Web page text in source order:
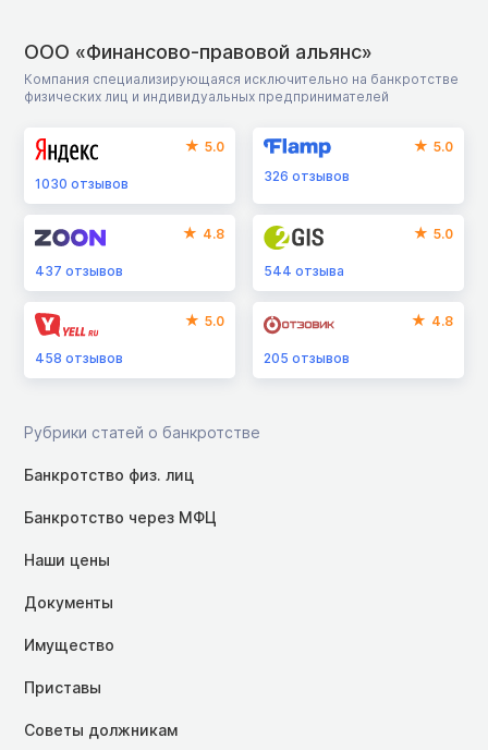
ООО «Финансово-правовой альянс»
Компания специализирующаяся исключительно на банкротстве
физических лиц и индивидуальных предпринимателей
5.0
1030 отзывов
5.0
326отзывов
4.8
437 отзывов
5.0
544отзыва
5.0
458 отзывов
4.8
205отзывов
Рубрики статей о банкротстве
Банкротство физ. лиц
Банкротство через МФЦ
Наши цены
Документы
Имущество
Приставы
Советы должникам